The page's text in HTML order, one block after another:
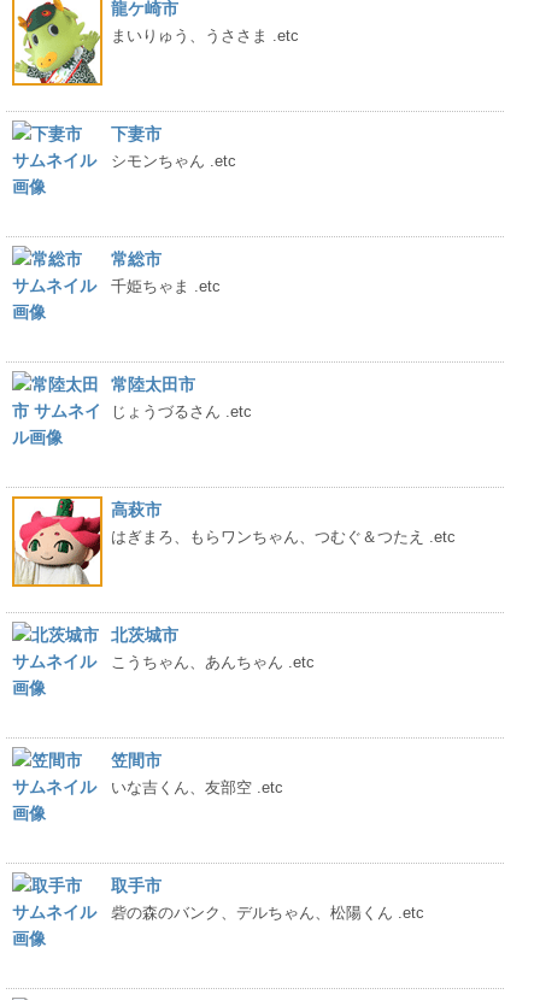
龍ケ崎市
まいりゅう、うささま .etc
下妻市
シモンちゃん .etc
常総市
千姫ちゃま .etc
常陸太田市
じょうづるさん .etc
高萩市
はぎまろ、もらワンちゃん、つむぐ＆つたえ .etc
北茨城市
こうちゃん、あんちゃん .etc
笠間市
いな吉くん、友部空 .etc
取手市
砦の森のバンク、デルちゃん、松陽くん .etc